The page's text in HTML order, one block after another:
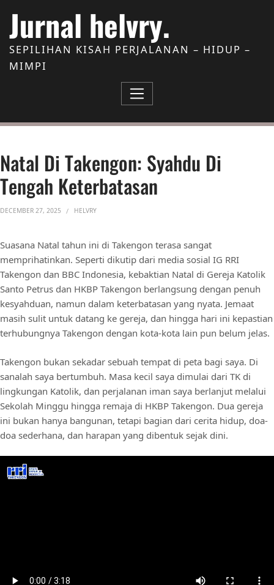
Jurnal helvry.
SEPILIHAN KISAH PERJALANAN – HIDUP –
MIMPI
Natal Di Takengon: Syahdu Di
Tengah Keterbatasan
DECEMBER 27, 2025 HELVRY
Suasana Natal tahun ini di Takengon terasa sangat
memprihatinkan. Seperti dikutip dari media sosial IG RRI
Takengon dan BBC Indonesia, kebaktian Natal di Gereja Katolik
Santo Petrus dan HKBP Takengon berlangsung dengan penuh
kesyahduan, namun dalam keterbatasan yang nyata. Jemaat
masih sulit untuk datang ke gereja, dan hingga hari ini kepastian
terhubungnya Takengon dengan kota-kota lain pun belum jelas.
Takengon bukan sekadar sebuah tempat di peta bagi saya. Di
sanalah saya bertumbuh. Masa kecil saya dimulai dari TK di
lingkungan Katolik, dan perjalanan iman saya berlanjut melalui
Sekolah Minggu hingga remaja di HKBP Takengon. Dua gereja
ini bukan hanya bangunan, tetapi bagian dari cerita hidup, doa-
doa sederhana, dan harapan yang dibentuk sejak dini.